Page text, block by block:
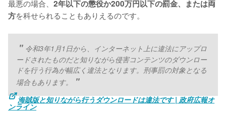
最悪の場合、 2年以下の懲役か200万円以下の罰金、または両
方を科せられることもありえるのです。
令和3年1月1日から、インターネット上に違法にアップロ
ードされたものだと知りながら侵害コンテンツのダウンロー
ドを行う行為が幅広く違法となります。刑事罰の対象となる
場合もあります。
海賊版と知りながら行うダウンロードは違法です | 政府広報オ
ンライン